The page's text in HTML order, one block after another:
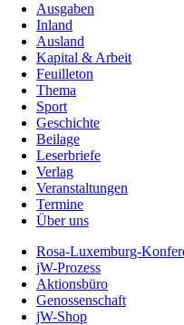
Ausgaben
Inland
Ausland
Kapital & Arbeit
Feuilleton
Thema
Sport
Geschichte
Beilage
Leserbriefe
Verlag
Veranstaltungen
Termine
Über uns
Rosa-Luxemburg-
jW-Prozess
Aktionsbüro
Genossenschaft
jW-Shop